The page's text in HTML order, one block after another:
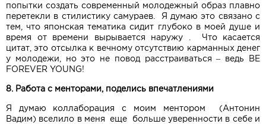
попытки создать современный молодежный образ плавно
перетекли в стилистику самураев. Я думаю это связано с
тем, что японская тематика сидит глубоко в моей душе и
время от времени вырывается наружу . Что касается
цитат, это отсылка к вечному отсутствию карманных денег
у молодежи, но это не повод расстраиваться – ведь BE
FOREVER YOUNG!
8. Работа с менторами, поделись впечатлениями
Я думаю коллаборация с моим ментором (Антонин
Вадим) вселило в меня еще больше уверенности в себе и